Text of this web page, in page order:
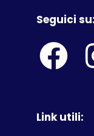
Seguici su:
Link utili: